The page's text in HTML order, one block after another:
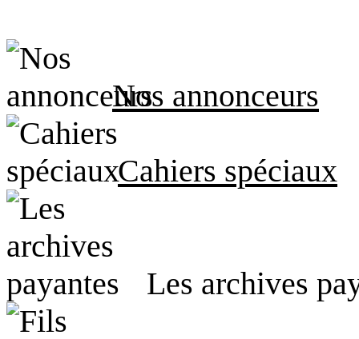
Nos annonceurs
Cahiers spéciaux
Les archives